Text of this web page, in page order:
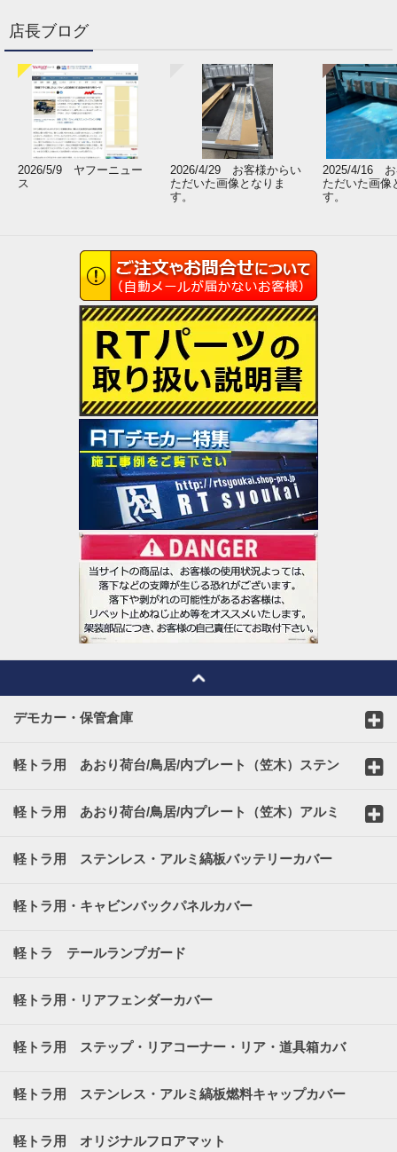
店長ブログ
2026/5/9 ヤフーニュー
ス
2026/4/29 お客様からい
ただいた画像となりま
す。
2025/4/16 お
ただいた画像
す。
デモカー・保管倉庫
軽トラ用 あおり荷台/鳥居/内プレート（笠木）ステン
軽トラ用 あおり荷台/鳥居/内プレート（笠木）アルミ
軽トラ用 ステンレス・アルミ縞板バッテリーカバー
軽トラ用・キャビンバックパネルカバー
軽トラ テールランプガード
軽トラ用・リアフェンダーカバー
軽トラ用 ステップ・リアコーナー・リア・道具箱カバ
軽トラ用 ステンレス・アルミ縞板燃料キャップカバー
軽トラ用 オリジナルフロアマット